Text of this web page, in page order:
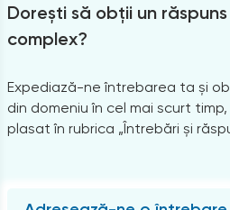
Dorești să obții un
complex?
Expediază-ne întrebarea ta și
din domeniu în cel mai scurt
plasat în rubrica „Întrebări și